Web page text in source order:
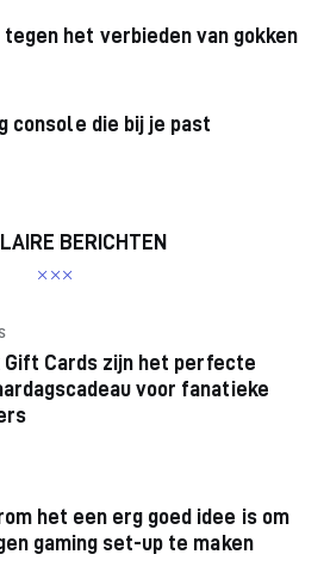
het verbieden van gokken
console die bij je past
BERICHTEN
Gift Cards zijn het perfecte
voor fanatieke
het een erg goed idee is om
gaming set-up te maken